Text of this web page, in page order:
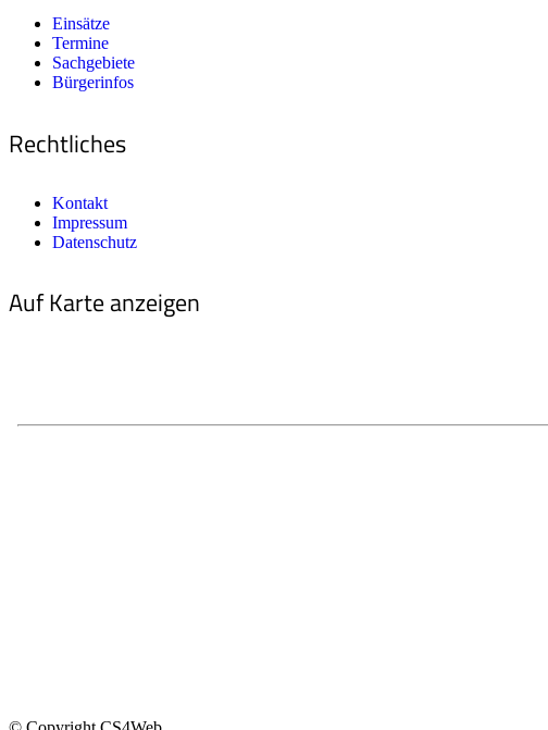
Einsätze
Termine
Sachgebiete
Bürgerinfos
Rechtliches
Kontakt
Impressum
Datenschutz
Auf Karte anzeigen